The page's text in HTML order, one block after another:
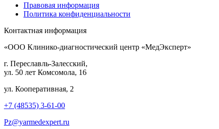
Правовая информация
Политика конфиденциальности
Контактная информация
«ООО Клинико-диагностический центр «МедЭксперт»
г. Переславль-Залесский,
ул. 50 лет Комсомола, 16
ул. Кооперативная, 2
+7 (48535) 3-61-00
Pz@yarmedexpert.ru